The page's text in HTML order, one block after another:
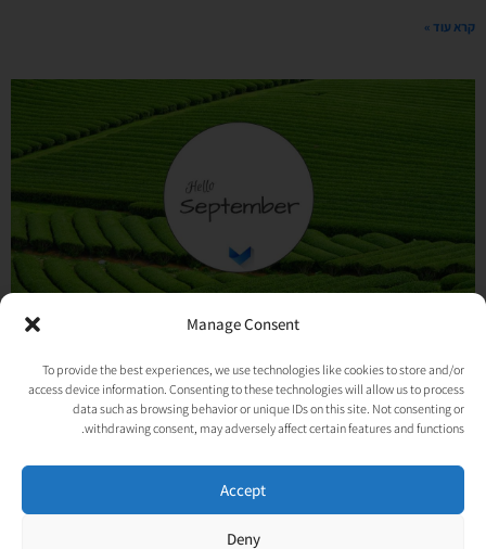
Manage Consent
To provide the best experiences, we use technologies like cookies to store and/or
access device information. Consenting to these technologies will allow us to process
data such as browsing behavior or unique IDs on this site. Not consenting or
withdrawing consent, may adversely affect certain features and functions.
Accept
Deny
קרא עוד »
18/08/2019 אין תגובות
תוך 30 ימים אנחנו חוזרים לשגרה, נחים ומבציעים בבחירות ומסיימים בחגים. אז
ספטמבר 2019- תהיה טוב אלינו! רוצים להוריד את הלוח למחשב שלכם? בקלות! רק
קרא עוד »
© כל הזכויות שמורות לאורטל גנות-אפלבוים |